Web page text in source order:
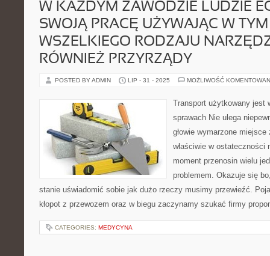
W KAŻDYM ZAWODZIE LUDZIE
SWOJĄ PRACĘ UŻYWAJĄC W
WSZELKIEGO RODZAJU
RÓWNIEŻ PRZYRZĄDY
POSTED BY ADMIN LIP - 31 - 2025 MOŻLIWOŚĆ
Transport użytkowany jest
sprawach Nie ulega
głowie wymarzone
właściwie w ostateczności
moment przenosin wielu
problemem. Okazuje się
stanie uświadomić sobie jak dużo rzeczy musimy przewieźć.
kłopot z przewozem oraz w biegu zaczynamy szukać firmy
CATEGORIES: MEDYCYNA